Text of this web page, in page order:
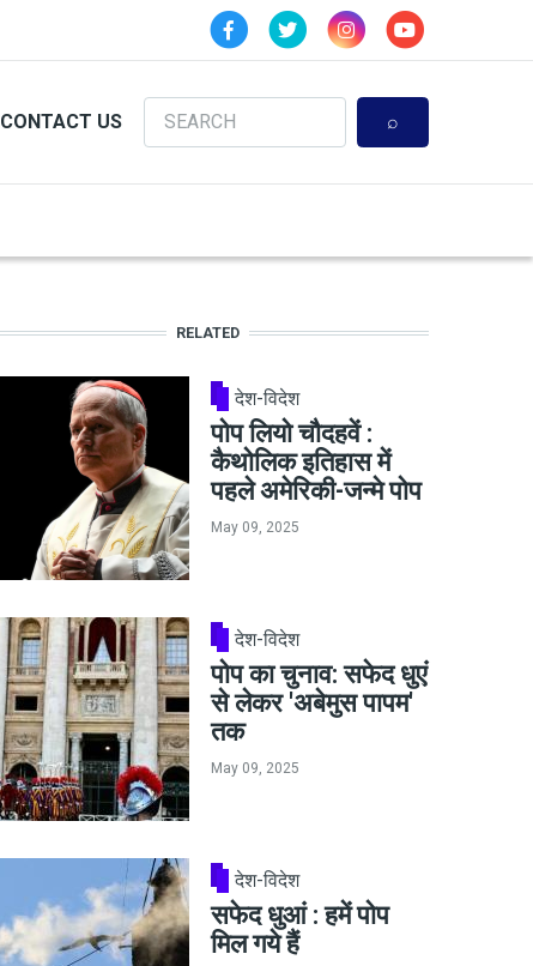
CONTACT US
Search
RELATED
देश-विदेश
पोप लियो चौदहवें :
कैथोलिक इतिहास में
पहले अमेरिकी-जन्मे पोप
May 09, 2025
देश-विदेश
पोप का चुनाव: सफेद धुएं
से लेकर 'अबेमुस पापम'
तक
May 09, 2025
देश-विदेश
सफेद धुआं : हमें पोप
मिल गये हैं